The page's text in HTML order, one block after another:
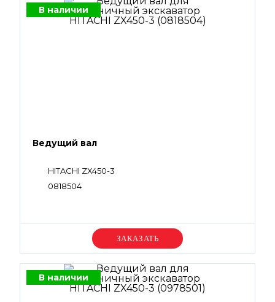
В наличии
Ведущий вал
HITACHI ZX450-3
0818504
Уточняйте цену
В наличии